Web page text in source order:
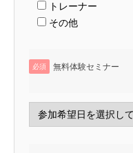
トレーナー
その他
必須 無料体験セミナー